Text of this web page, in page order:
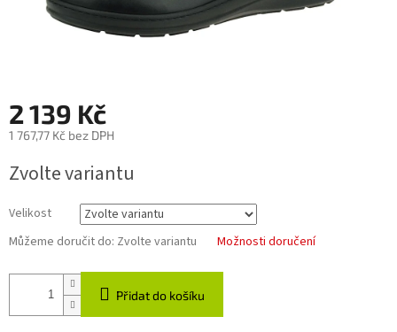
2 139 Kč
1 767,77 Kč bez DPH
cena:
Zvolte variantu
Velikost
Můžeme doručit do: Zvolte variantu Možnosti doručení
Přidat do košíku